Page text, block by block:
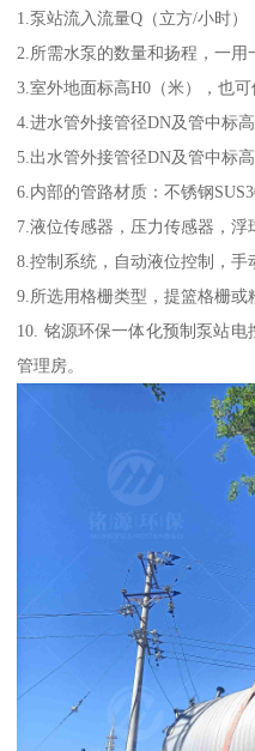
1.泵站流入流量Q（立方/小时）
2.所需水泵的数量和扬程，一用
3.室外地面标高H0（米），也可
4.进水管外接管径DN及管中标高
5.出水管外接管径DN及管中标高
6.内部的管路材质：不锈钢
7.液位传感器，压力传感器，浮
8.控制系统，自动液位控制，手
9.所选用格栅类型，提篮格栅或
10. 铭源环保一体化预制泵站
管理房。